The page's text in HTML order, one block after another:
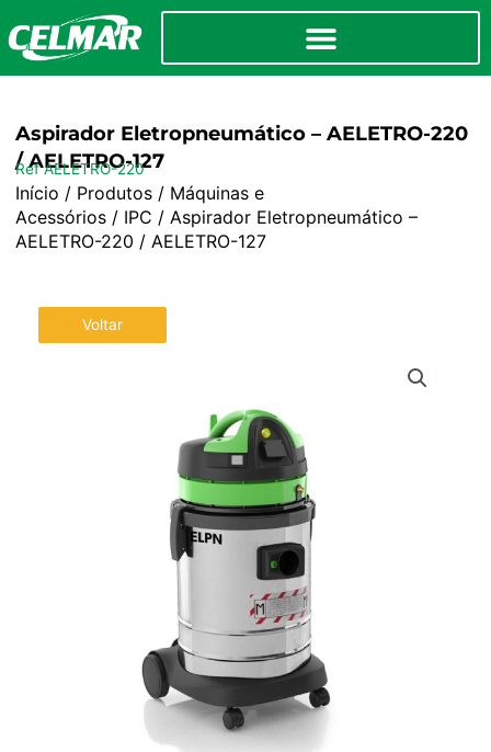
Aspirador Eletropneumático – AELETRO-220
/ AELETRO-127
Ref AELETRO-220
Início / Produtos/ Máquinas e
Acessórios/ IPC / Aspirador Eletropneumático –
AELETRO-220 / AELETRO-127
Voltar